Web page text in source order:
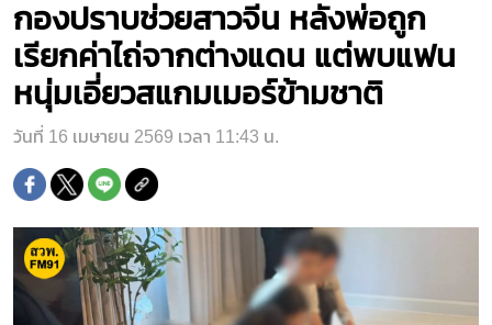
กองปราบช่วยสาวจีน หลังพ่อถูก
เรียกค่าไถ่จากต่างแดน แต่พบแฟน
หนุ่มเอี่ยวสแกมเมอร์ข้ามชาติ
วันที่ 16 เมษายน 2569 เวลา 11:43 น.